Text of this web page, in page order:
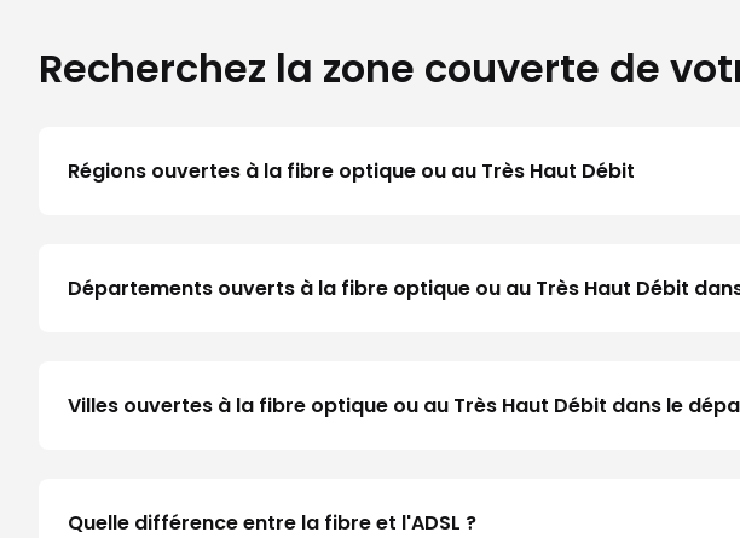
Recherchez la zone couverte de
Régions ouvertes à la fibre optique ou au Très Haut Débit
Départements ouverts à la fibre optique ou au Très Haut Débit
Villes ouvertes à la fibre optique ou au Très Haut Débit dans le
Quelle différence entre la fibre et l'ADSL ?